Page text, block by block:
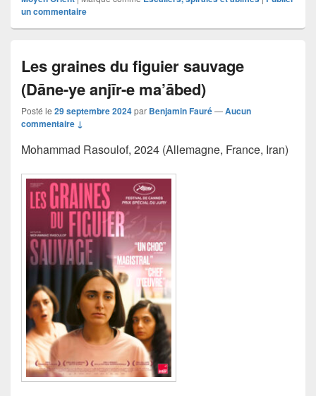
un commentaire
Les graines du figuier sauvage
(Dāne-ye anjīr-e ma’ābed)
Posté le 29 septembre 2024par Benjamin Fauré—Aucun
commentaire ↓
Mohammad Rasoulof, 2024 (Allemagne, France, Iran)